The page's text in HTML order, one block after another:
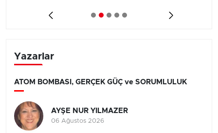
Yazarlar
ATOM BOMBASI, GERÇEK GÜÇ ve SORUMLULUK
AYŞE NUR YILMAZER
06 Ağustos 2026